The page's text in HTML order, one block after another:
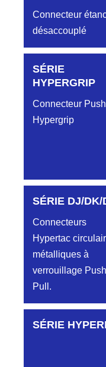
Connecteur
désaccouplé
Aucune pièce
SÉRIE
HYPERGRIP
Connecteur
Hypergrip
Aucune pièce
SÉRIE DJ/DK/
Connecteurs
Hypertac
métalliques à
verrouillage
Pull.
Aucune pièce
SÉRIE